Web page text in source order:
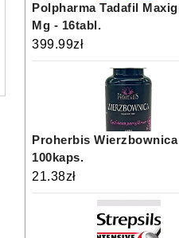
Polpharma Tadafil
Mg - 16tabl.
399.99zł
Proherbis Wierzbownica
100kaps.
21.38zł